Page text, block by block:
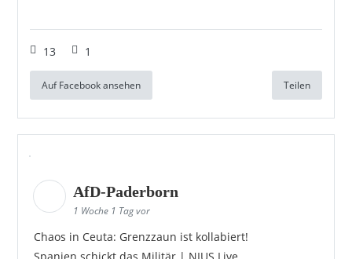
13 1
Auf Facebook ansehen Teilen
AfD-Paderborn
1 Woche 1 Tag vor
Chaos in Ceuta: Grenzzaun ist kollabiert!